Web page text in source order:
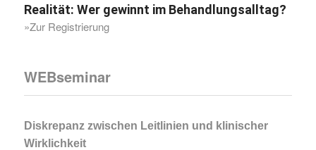
Realität: Wer gewinnt im Behandlungsalltag?
»Zur Registrierung
WEBseminar
Diskrepanz zwischen Leitlinien und klinischer
Wirklichkeit